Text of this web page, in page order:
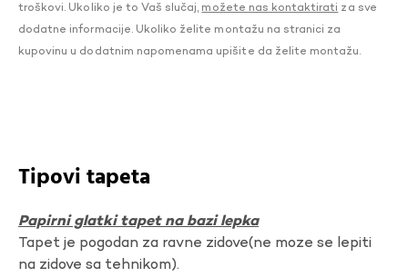
troškovi. Ukoliko je to Vaš slučaj, možete nas kontaktirati za sve
dodatne informacije. Ukoliko želite montažu na stranici za
kupovinu u dodatnim napomenama upišite da želite montažu.
Tipovi tapeta
Papirni glatki tapet na bazi lepka
Tapet je pogodan za ravne zidove(ne moze se lepiti
na zidove sa tehnikom).